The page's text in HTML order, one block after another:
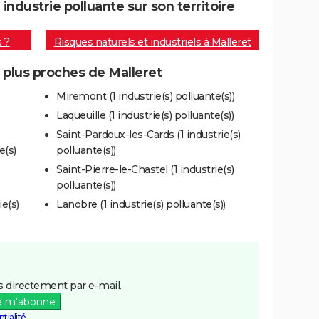
polluante sur son territoire
? Risques naturels et industriels à Malleret
proches de Malleret
Miremont (1 industrie(s) polluante(s))
Laqueuille (1 industrie(s) polluante(s))
Saint-Pardoux-les-Cards (1 industrie(s)
polluante(s))
Saint-Pierre-le-Chastel (1 industrie(s)
polluante(s))
Lanobre (1 industrie(s) polluante(s))
directement par e-mail.
m'abonne